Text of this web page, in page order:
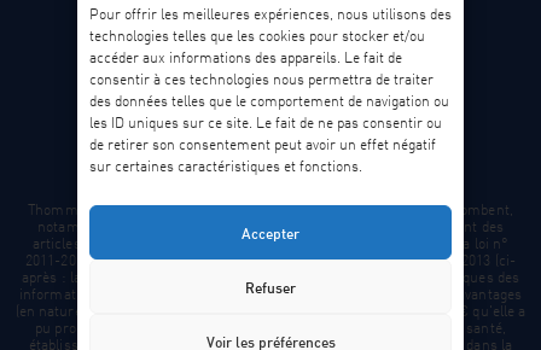
Pour offrir les meilleures expériences, nous utilisons des
technologies telles que les cookies pour stocker et/ou
accéder aux informations des appareils. Le fait de
consentir à ces technologies nous permettra de traiter
des données telles que le comportement de navigation ou
les ID uniques sur ce site. Le fait de ne pas consentir ou
de retirer son consentement peut avoir un effet négatif
sur certaines caractéristiques et fonctions.
Accepter
Refuser
Voir les préférences
Facebook
Instagram
LinkedIn
Thommen Medical France ©2024-26 - tous droits
réservés
Conception et développement
Thommen Medical© se conforme aux obligations légales qui lui incombent,
notamment celles résultant du Dispositif de Transparence découlant des
articles L1453-1 et L4113-6 du Code de la santé publique (CSP), de la loi n°
2011-2012 du 29 décembre 2011 et du décret n° 2013-414 du 21 mai 2013 (ci-
après : la "loi"). Par conséquent, Thommen est amené à rendre publiques des
informations sur des conventions non commerciales ainsi que tous avantages
(en nature ou en espèces) dont le montant est supérieur ou égal à 10 € qu'elle a
pu procurer directement ou indirectement à des professionnels de santé,
établissements, fondations, sociétés, et autres acteurs mentionnés dans la